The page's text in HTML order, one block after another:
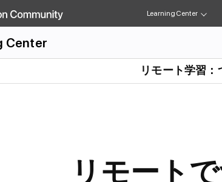
Learning Center
Centerを見る
る
質問
ン
Center
リモート学習
リモート